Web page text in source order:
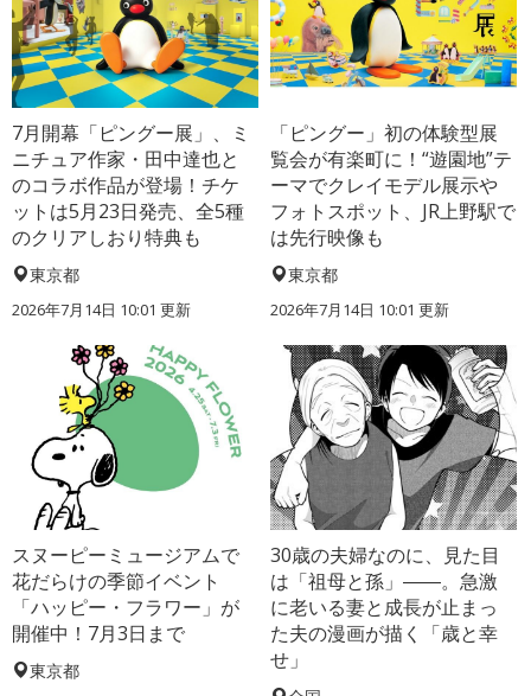
7月開幕「ピングー展」、ミ
ニチュア作家・田中達也と
のコラボ作品が登場！チケ
ットは5月23日発売、全5種
のクリアしおり特典も
東京都
2026年7月14日 10:01 更新
「ピングー」初の体験型展
覧会が有楽町に！“遊園地”テ
ーマでクレイモデル展示や
フォトスポット、JR上野駅で
は先行映像も
東京都
2026年7月14日 10:01 更新
スヌーピーミュージアムで
花だらけの季節イベント
「ハッピー・フラワー」が
開催中！7月3日まで
東京都
30歳の夫婦なのに、見た目
は「祖母と孫」――。急激
に老いる妻と成長が止まっ
た夫の漫画が描く「歳と幸
せ」